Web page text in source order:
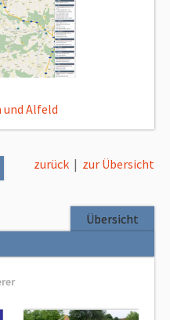
und Alfeld
zurück | zur Übersicht
Übersicht